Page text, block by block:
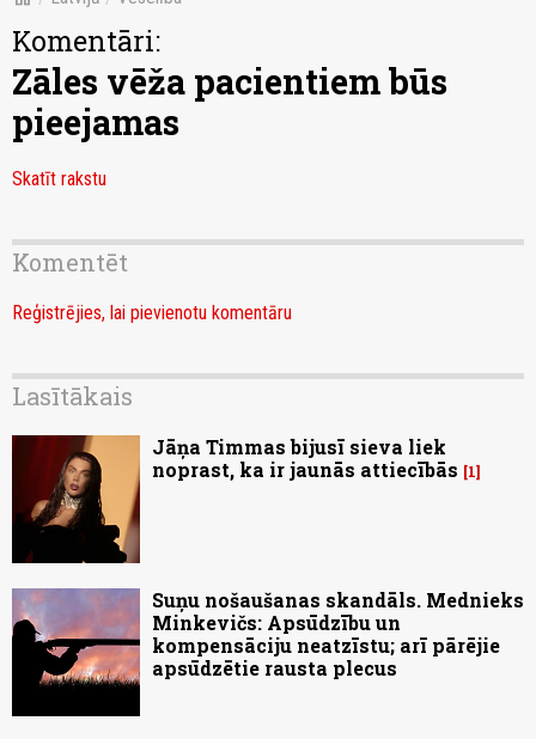
Komentāri:
Zāles vēža pacientiem būs
pieejamas
Skatīt rakstu
Komentēt
Reģistrējies, lai pievienotu komentāru
Lasītākais
Jāņa Timmas bijusī sieva liek
noprast, ka ir jaunās attiecībās
1
Suņu nošaušanas skandāls. Mednieks
Minkevičs: Apsūdzību un
kompensāciju neatzīstu; arī pārējie
apsūdzētie rausta plecus